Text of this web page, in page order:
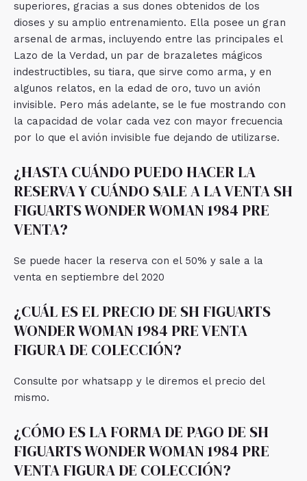
superiores, gracias a sus dones obtenidos de los
dioses y su amplio entrenamiento. Ella posee un gran
arsenal de armas, incluyendo entre las principales el
Lazo de la Verdad, un par de brazaletes mágicos
indestructibles, su tiara, que sirve como arma, y en
algunos relatos, en la edad de oro, tuvo un avión
invisible. Pero más adelante, se le fue mostrando con
la capacidad de volar cada vez con mayor frecuencia
por lo que el avión invisible fue dejando de utilizarse.
¿HASTA CUÁNDO PUEDO HACER LA
RESERVA Y CUÁNDO SALE A LA VENTA SH
FIGUARTS WONDER WOMAN 1984 PRE
VENTA?
Se puede hacer la reserva con el 50% y sale a la
venta en septiembre del 2020
¿CUÁL ES EL PRECIO DE SH FIGUARTS
WONDER WOMAN 1984 PRE VENTA
FIGURA DE COLECCIÓN?
Consulte por whatsapp y le diremos el precio del
mismo.
¿CÓMO ES LA FORMA DE PAGO DE SH
FIGUARTS WONDER WOMAN 1984 PRE
VENTA FIGURA DE COLECCIÓN?